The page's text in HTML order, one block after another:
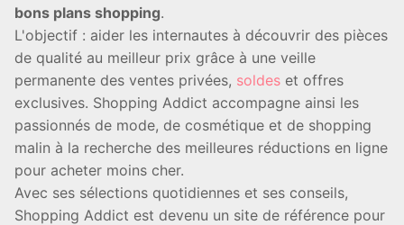
bons plans shopping.
L'objectif : aider les internautes à découvrir des pièces
de qualité au meilleur prix grâce à une veille
permanente des ventes privées, soldes et offres
exclusives. Shopping Addict accompagne ainsi les
passionnés de mode, de cosmétique et de shopping
malin à la recherche des meilleures réductions en ligne
pour acheter moins cher.
Avec ses sélections quotidiennes et ses conseils,
Shopping Addict est devenu un site de référence pour